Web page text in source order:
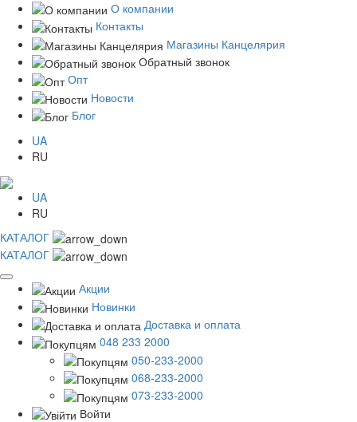
О компании
Контакты
Магазины Канцелярия
Обратный звонок
Опт
Новости
Блог
UA
RU
UA
RU
КАТАЛОГ
КАТАЛОГ
Акции
Новинки
Доставка и оплата
048 233 2000
050-233-2000
068-233-2000
073-233-2000
Войти